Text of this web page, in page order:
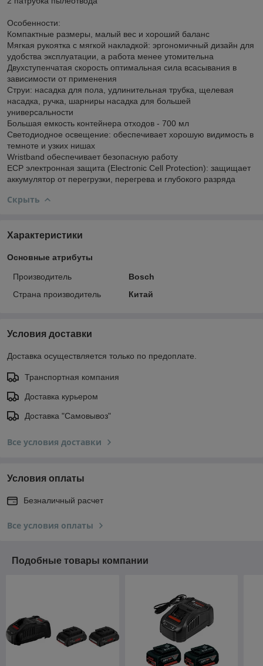
Особенности:
Компактные размеры, малый вес и хороший баланс
Мягкая рукоятка с мягкой накладкой: эргономичный дизайн для
удобства эксплуатации, а работа менее утомительна
Двухступенчатая скорость оптимальная сила всасывания в
зависимости от применения
Струи: насадка для пола, удлинительная трубка, щелевая
насадка, ручка, шарниры насадка для большей
универсальности
Большая емкость контейнера отходов - 700 мл
Светодиодное освещение: обеспечивает хорошую видимость в
темноте и узких нишах
Wristband обеспечивает безопасную работу
ECP электронная защита (Electronic Cell Protection): защищает
аккумулятор от перегрузки, перегрева и глубокого разряда
Скрыть
Характеристики
Основные атрибуты
Производитель
Bosch
Страна производитель
Китай
Условия доставки
Доставка осуществляется только по предоплате.
Транспортная компания
Доставка курьером
Доставка "Самовывоз"
Все условия доставки
Условия оплаты
Безналичный расчет
Все условия оплаты
Подобные товары компании